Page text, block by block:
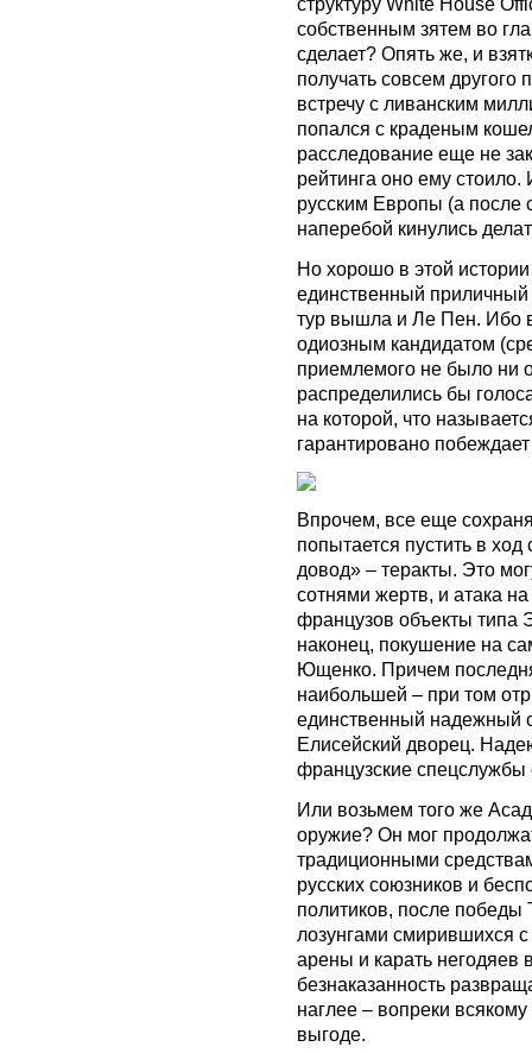
собственным зятем во
сделает? Опять же, и
получать совсем другого
встречу с ливанским
попался с краденым
расследование еще не
рейтинга оно ему стоило.
русским Европы (а после
наперебой кинулись
Но хорошо в этой
единственный приличный
тур вышла и Ле Пен. Ибо
одиозным кандидатом
приемлемого не было ни
распределились бы
на которой, что
гарантировано
Впрочем, все еще
попытается пустить в
довод» – теракты. Это
сотнями жертв, и атака
французов объекты
наконец, покушение на
Ющенко. Причем
наибольшей – при том
единственный надежный
Елисейский дворец.
французские
Или возьмем того же
оружие? Он мог
традиционными
русских союзников и
политиков, после победы
лозунгами смирившихся
арены и карать
безнаказанность
наглее – вопреки
выгоде.